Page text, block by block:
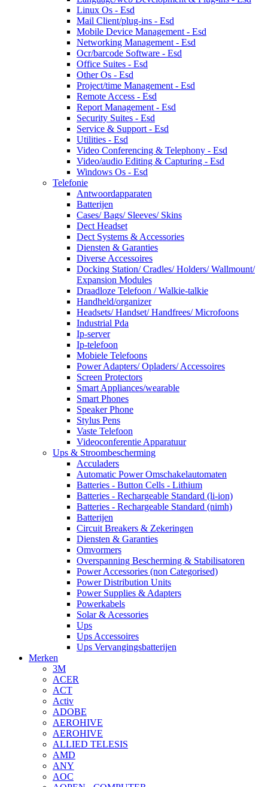
Linux Os - Esd
Mail Client/plug-ins - Esd
Mobile Device Management - Esd
Networking Management - Esd
Ocr/barcode Software - Esd
Office Suites - Esd
Other Os - Esd
Project/time Management - Esd
Remote Access - Esd
Report Management - Esd
Security Suites - Esd
Service & Support - Esd
Utilities - Esd
Video Conferencing & Telephony - Esd
Video/audio Editing & Capturing - Esd
Windows Os - Esd
Telefonie
Antwoordapparaten
Batterijen
Cases/ Bags/ Sleeves/ Skins
Dect Headset
Dect Systems & Accessories
Diensten & Garanties
Diverse Accessoires
Docking Station/ Cradles/ Holders/ Wallmount/
Expansion Modules
Draadloze Telefoon / Walkie-talkie
Handheld/organizer
Headsets/ Handset/ Handfrees/ Microfoons
Industrial Pda
Ip-server
Ip-telefoon
Mobiele Telefoons
Power Adapters/ Opladers/ Accessoires
Screen Protectors
Smart Appliances/wearable
Smart Phones
Speaker Phone
Stylus Pens
Vaste Telefoon
Videoconferentie Apparatuur
Ups & Stroombescherming
Acculaders
Automatic Power Omschakelautomaten
Batteries - Button Cells - Lithium
Batteries - Rechargeable Standard (li-ion)
Batteries - Rechargeable Standard (nimh)
Batterijen
Circuit Breakers & Zekeringen
Diensten & Garanties
Omvormers
Overspanning Bescherming & Stabilisatoren
Power Accessories (non Categorised)
Power Distribution Units
Power Supplies & Adapters
Powerkabels
Solar & Acessories
Ups
Ups Accessoires
Ups Vervangingsbatterijen
Merken
3M
ACER
ACT
Activ
ADOBE
AEROHIVE
AEROHIVE
ALLIED TELESIS
AMD
ANY
AOC